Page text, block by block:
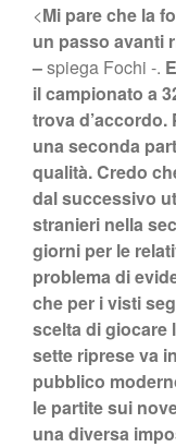
<Mi pare che la
un passo avanti
–spiega Fochi -.
il campionato a
trova
una seconda
qualità. Credo
dal successivo
stranieri nella
giorni per le
problema di
che per i visti
scelta di giocare
sette riprese va
pubblico
le partite sui
una diversa